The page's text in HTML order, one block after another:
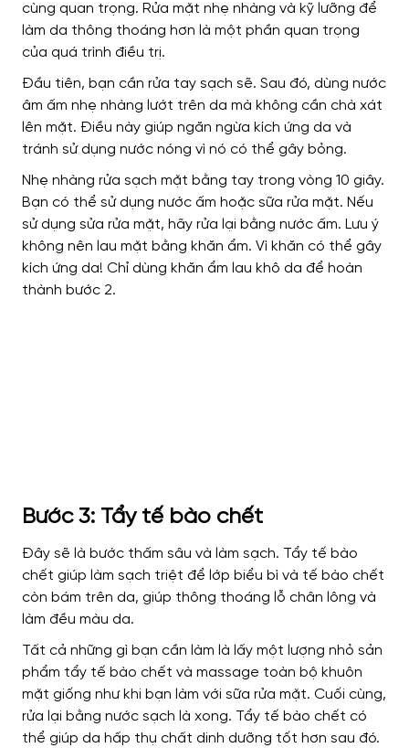
cùng quan trọng. Rửa mặt nhẹ nhàng và kỹ lưỡng để
làm da thông thoáng hơn là một phần quan trọng
của quá trình điều trị.
Đầu tiên, bạn cần rửa tay sạch sẽ. Sau đó, dùng nước
âm ấm nhẹ nhàng lướt trên da mà không cần chà xát
lên mặt. Điều này giúp ngăn ngừa kích ứng da và
tránh sử dụng nước nóng vì nó có thể gây bỏng.
Nhẹ nhàng rửa sạch mặt bằng tay trong vòng 10 giây.
Bạn có thể sử dụng nước ấm hoặc sữa rửa mặt. Nếu
sử dụng sửa rửa mặt, hãy rửa lại bằng nước ấm. Lưu ý
không nên lau mặt bằng khăn ẩm. Vì khăn có thể gây
kích ứng da! Chỉ dùng khăn ẩm lau khô da để hoàn
thành bước 2.
Bước 3: Tẩy tế bào chết
Đây sẽ là bước thấm sâu và làm sạch. Tẩy tế bào
chết giúp làm sạch triệt để lớp biểu bì và tế bào chết
còn bám trên da, giúp thông thoáng lỗ chân lông và
làm đều màu da.
Tất cả những gì bạn cần làm là lấy một lượng nhỏ sản
phẩm tẩy tế bào chết và massage toàn bộ khuôn
mặt giống như khi bạn làm với sữa rửa mặt. Cuối cùng,
rửa lại bằng nước sạch là xong. Tẩy tế bào chết có
thể giúp da hấp thụ chất dinh dưỡng tốt hơn sau đó.